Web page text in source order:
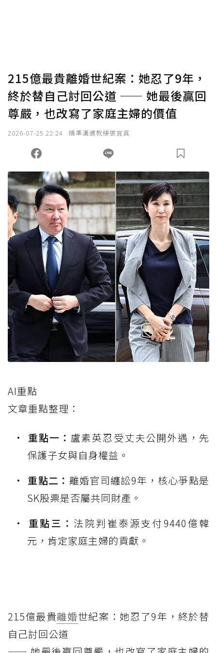
215億最貴離婚世紀案：她忍了9年，
終於替自己討回公道 —— 她最後贏回
尊嚴，也改寫了家庭主婦的價值
2026-07-25 22:24 精準溝通教練張宜真
AI重點
文章重點整理：
重點一： 盧素英忍受丈夫公開外遇，先
保護子女與自身權益。
重點二： 離婚官司纏訟9年，核心爭點是
SK股票是否屬共同財產。
重點三： 法院判崔泰源支付9440億韓
元，肯定家庭主婦的貢獻。
215億最貴離婚世紀案：她忍了9年，終於替
自己討回公道